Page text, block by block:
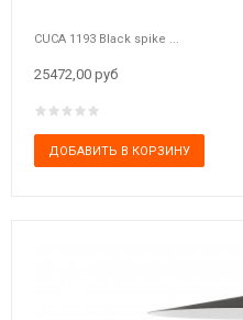
CUCA 1193 Black spike ...
25472,00 руб